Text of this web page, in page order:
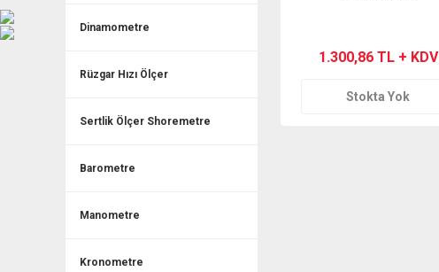
Dinamometre
Rüzgar Hızı Ölçer
Sertlik Ölçer Shoremetre
Barometre
Manometre
Kronometre
1.300,86 TL + KDV
Stokta Yok